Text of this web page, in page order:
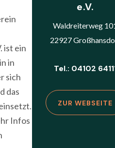
ist ein
in
sich
das
Infos
e.V.
Waldreiterweg
22927
Tel.: 04102
ZUR WEBSEITE